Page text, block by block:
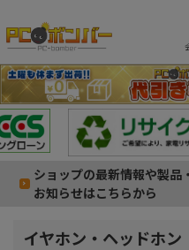
ショップの最新情報や製品
お知らせはこちらから
イヤホン・ヘッドホン